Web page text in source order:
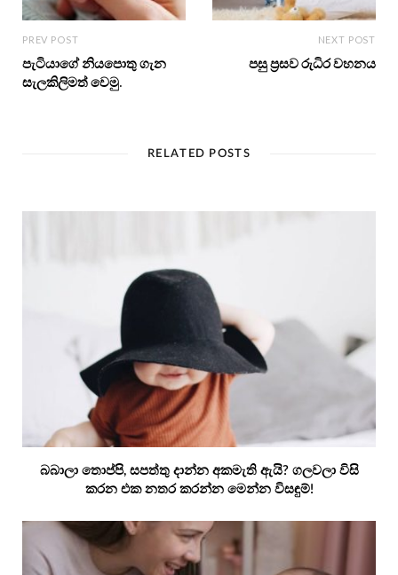
PREV POST
පැටියාගේ නියපොතු ගැන
සැලකිලිමත් වෙමු.
NEXT POST
පසු ප්‍රසව රුධිර වහනය
RELATED POSTS
බබාලා තොප්පි, සපත්තු දාන්න අකමැති ඇයි? ගලවලා විසි
කරන එක නතර කරන්න මෙන්න විසඳුම්!